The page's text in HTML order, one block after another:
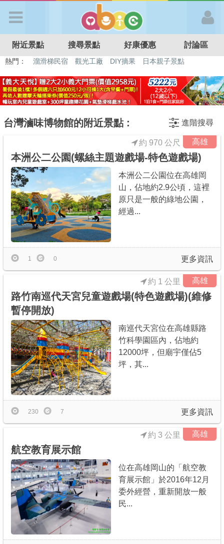
APP登入
首 頁
最新消息
最新留言
商家合作
推薦景點
討論區
聯絡我們
APP下載
附近景點 搜尋景點 好康優惠 討論區
熱門： 溜滑梯民宿 觀光工廠 DIY摘果
日本親子景點
台灣滷味博物館的附近景點 : 進階搜尋
高雄
約 970 公尺
本洲公二公園(螺絲主題遊戲場-特色遊戲場)
本洲公二公園位在高雄岡
山，佔地約2.9公頃，這裡
原只是一般的綠地公園，
經過...
更多資訊
1 0
高雄
約 1 公里
路竹南巡代天宮兒童遊戲場(特色遊戲場)(維修
暫停開放)
南巡代天宮位在高雄縣路
竹科學園區內，佔地約
12000坪，但廟宇僅佔5
坪，其...
更多資訊
230 7
高雄
約 3 公里
航空教育展示館
位在高雄岡山的「航空教
育展示館」於2016年12月
委外經營，重新開放一般
民...